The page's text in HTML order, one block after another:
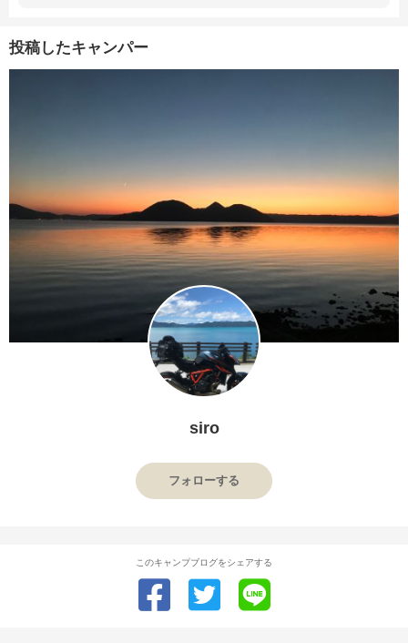
投稿したキャンパー
siro
フォローする
このキャンプブログをシェアする